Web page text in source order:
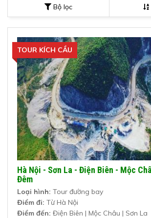
Bộ lọc
TOUR KÍCH CẦU
Hà Nội - Sơn La - Điện Biên - Mộc
Đêm
Loại hình: Tour đường bay
Điểm đi: Từ Hà Nội
Điểm đến: Điện Biên | Mộc Châu | Sơn La